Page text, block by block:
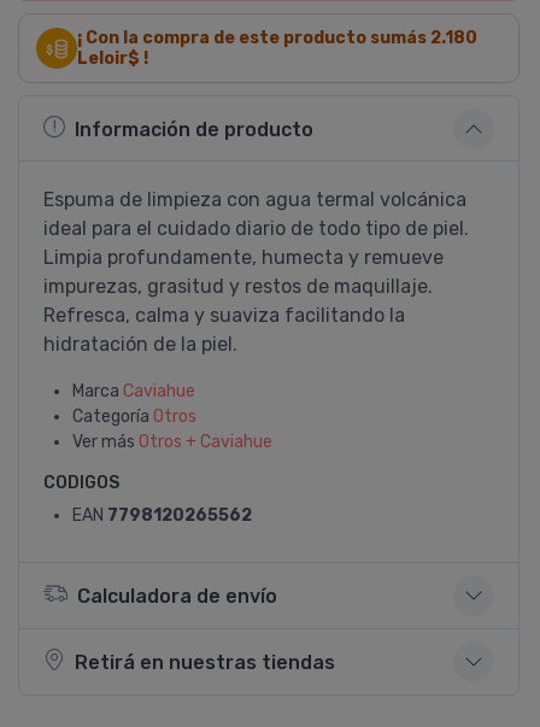
¡ Con la compra de este producto sumás 2.180
Leloir$ !
Información de producto
Espuma de limpieza con agua termal volcánica
ideal para el cuidado diario de todo tipo de piel.
Limpia profundamente, humecta y remueve
impurezas, grasitud y restos de maquillaje.
Refresca, calma y suaviza facilitando la
hidratación de la piel.
Marca Caviahue
Categoría Otros
Ver más Otros + Caviahue
CODIGOS
EAN 7798120265562
Calculadora de envío
Retirá en nuestras tiendas